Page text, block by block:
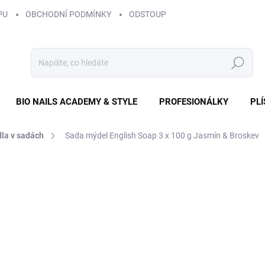
OBCHODNÍ PODMÍNKY ODSTOUPENÍ OD SMLOUVY
Hledat
BIO NAILS ACADEMY & STYLE PROFESIONÁLKY
v sadách Sada mýdel English Soap 3 x 100 g Jasmín & Broskev